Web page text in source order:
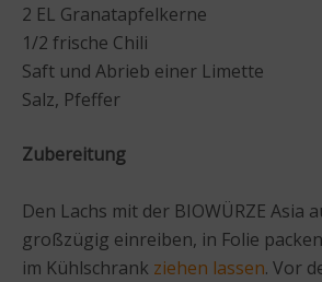
2 EL Granatapfelkerne
1/2 frische Chili
Saft und Abrieb einer Limette
Salz, Pfeffer
Zubereitung
Den Lachs mit der BIOWÜRZE Asia
großzügig einreiben, in Folie
im Kühlschrank ziehen lassen. Vor